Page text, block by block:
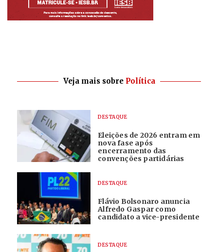
Veja mais sobre Política
DESTAQUE
Eleições de 2026 entram em
nova fase após
encerramento das
convenções partidárias
DESTAQUE
Flávio Bolsonaro anuncia
Alfredo Gaspar como
candidato a vice-presidente
DESTAQUE